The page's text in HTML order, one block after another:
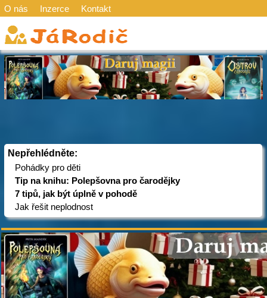
O nás Inzerce Kontakt
Nepřehlédněte:
Pohádky pro děti
Tip na knihu: Polepšovna pro čarodějky
7 tipů, jak být úplně v pohodě
Jak řešit neplodnost